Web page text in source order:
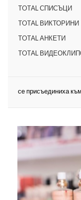
TOTAL СПИСЪЦИ
TOTAL ВИКТОРИНИ
TOTAL АНКЕТИ
TOTAL
се присъединиха